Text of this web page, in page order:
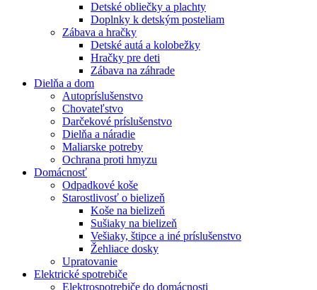
Detské obliečky a plachty
Doplnky k detským posteliam
Zábava a hračky
Detské autá a kolobežky
Hračky pre deti
Zábava na záhrade
Dielňa a dom
Autopríslušenstvo
Chovateľstvo
Darčekové príslušenstvo
Dielňa a náradie
Maliarske potreby
Ochrana proti hmyzu
Domácnosť
Odpadkové koše
Starostlivosť o bielizeň
Koše na bielizeň
Sušiaky na bielizeň
Vešiaky, štipce a iné príslušenstvo
Žehliace dosky
Upratovanie
Elektrické spotrebiče
Elektrospotrebiče do domácnosti